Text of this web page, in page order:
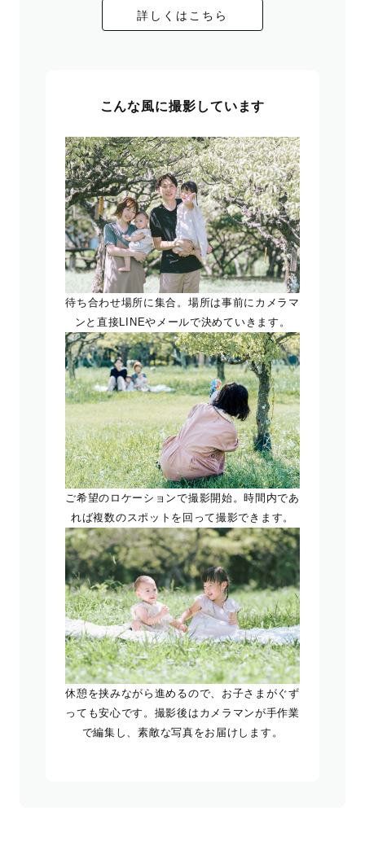
詳しくはこちら
こんな風に撮影しています
待ち合わせ場所に集合。場所は事前にカメラマ
ンと直接LINEやメールで決めていきます。
ご希望のロケーションで撮影開始。時間内であ
れば複数のスポットを回って撮影できます。
休憩を挟みながら進めるので、お子さまがぐず
っても安心です。撮影後はカメラマンが手作業
で編集し、素敵な写真をお届けします。